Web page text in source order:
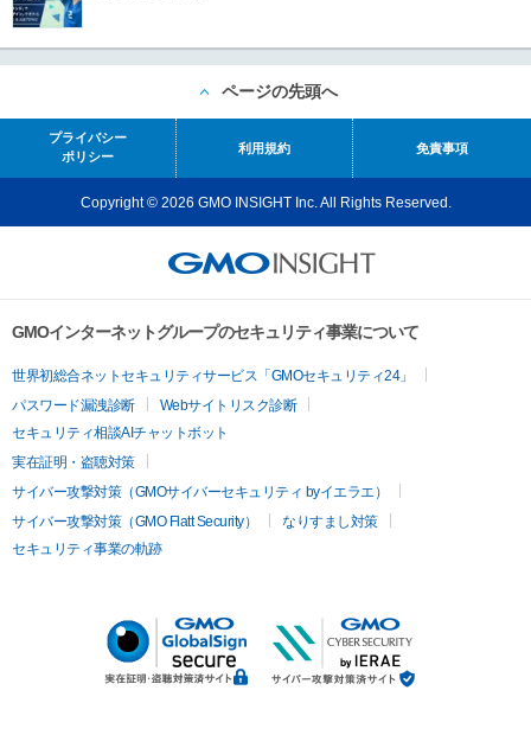
ページの先頭へ
プライバシー
ポリシー
利用規約 免責事項
Copyright © 2026 GMO INSIGHT Inc. All Rights Reserved.
GMOインターネットグループのセキュリティ事業について
世界初総合ネットセキュリティサービス「GMOセキュリティ24」
パスワード漏洩診断
Webサイトリスク診断
セキュリティ相談AIチャットボット
実在証明・盗聴対策
サイバー攻撃対策（GMOサイバーセキュリティ byイエラエ）
サイバー攻撃対策（GMO Flatt Security）
なりすまし対策
セキュリティ事業の軌跡